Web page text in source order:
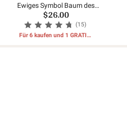
Ewiges Symbol Baum des
Lebens Perlen
$26.00
(15)
Für 6 kaufen und 1 GRATIS-